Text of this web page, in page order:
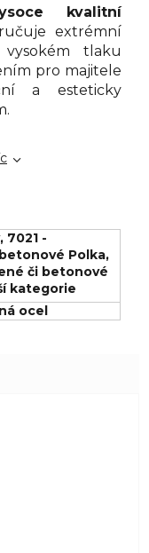
kvalitní
extrémní
tlaku
pro majitele
a esteticky
, 7021 -
Polka,
či betonové
kategorie
ocel
5 hvězdiček.
5 hvězdiček.